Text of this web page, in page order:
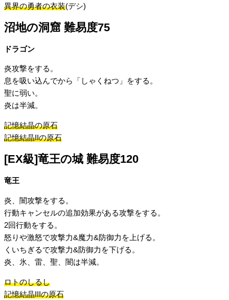
異界の勇者の衣装(デシ)
沼地の洞窟 難易度75
ドラゴン
炎攻撃をする。
息を吸い込んでから「しゃくねつ」をする。
聖に弱い。
炎は半減。
記憶結晶の原石
記憶結晶IIの原石
[EX級]竜王の城 難易度120
竜王
炎、闇攻撃をする。
行動キャンセルの追加効果がある攻撃をする。
2回行動をする。
怒りや激怒で攻撃力&魔力&防御力を上げる。
くいちぎるで攻撃力&防御力を下げる。
炎、氷、雷、聖、闇は半減。
ロトのしるし
記憶結晶IIIの原石